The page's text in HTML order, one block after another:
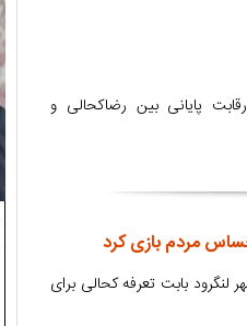
پایانی بین رضاکحالی و
مردم بازی کرد
بابت تعرفه کحالی برای